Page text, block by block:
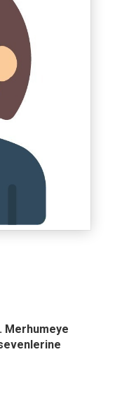
Merhumeye